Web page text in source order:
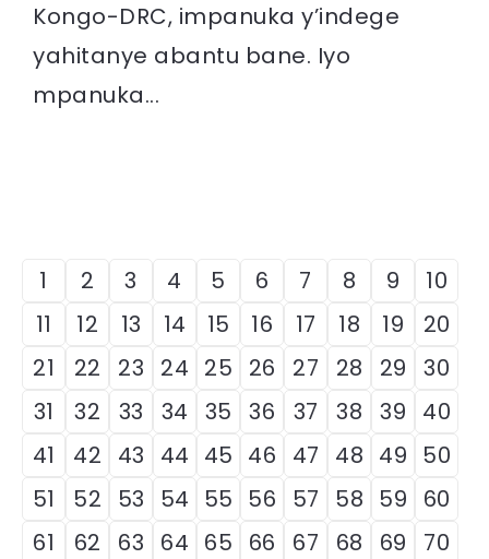
Kongo-DRC, impanuka y’indege
yahitanye abantu bane. Iyo
mpanuka...
1 2 3 4 5 6 7 8 9
10
11
12 13 14 15 16 17 18 19
20
21
22 23 24 25 26 27 28 29
30
31
32 33 34 35 36 37 38 39
40
41
42 43 44 45 46 47 48 49 50
51
52 53 54 55 56 57 58 59
60
61
62 63 64 65 66 67 68 69
70